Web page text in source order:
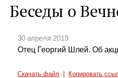
Беседы о
30 апреля 2019
Отец Георгий Шлей. Об
Скачать файл Копировать